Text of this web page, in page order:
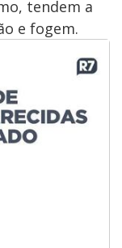
tendem a
e fogem.